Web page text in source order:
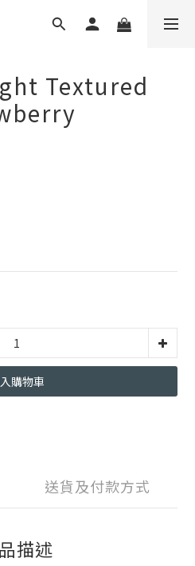
Textured
購物車
送貨及付款方式
描述